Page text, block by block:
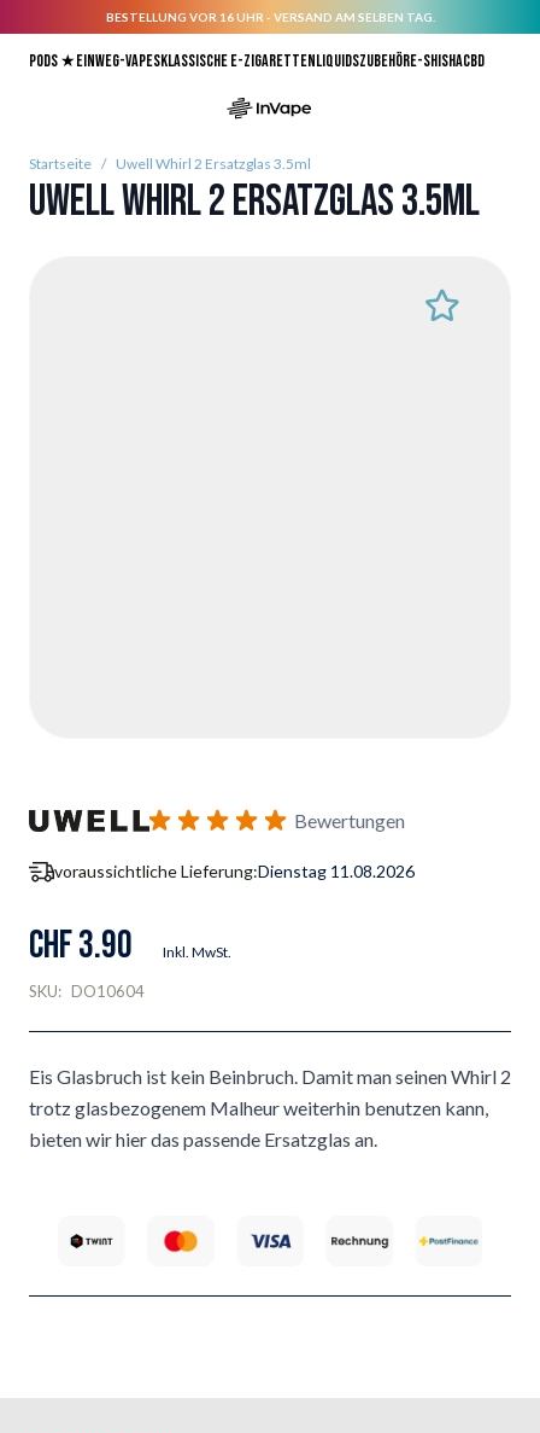
BESTELLUNG VOR 16 UHR - VERSAND AM SELBEN TAG.
Pods ★Einweg-VapesKlassische E-ZigarettenLiquidsZubehörE-ShishaCBD
Startseite / Uwell Whirl 2 Ersatzglas 3.5ml
Uwell Whirl 2 Ersatzglas 3.5ml
Bewertungen
voraussichtliche Lieferung:Dienstag 11.08.2026
CHF 3.90 Inkl. MwSt.
SKU: DO10604
Eis Glasbruch ist kein Beinbruch. Damit man seinen Whirl 2
trotz glasbezogenem Malheur weiterhin benutzen kann,
bieten wir hier das passende Ersatzglas an.